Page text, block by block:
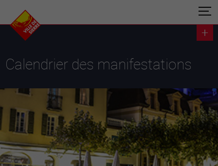
Calendrier des manifestations